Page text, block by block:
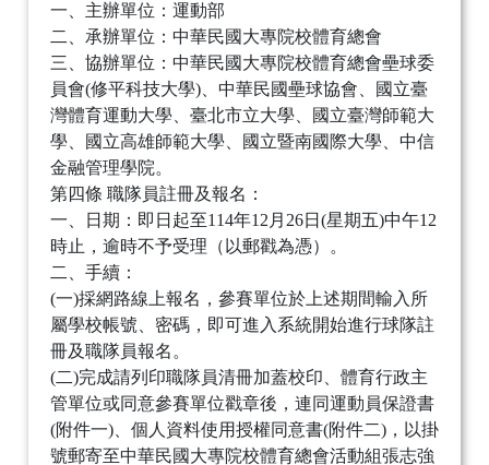
一、主辦單位：運動部
二、承辦單位：中華民國大專院校體育總會
三、協辦單位：中華民國大專院校體育總會壘球委
員會(修平科技大學)、中華民國壘球協會、國立臺
灣體育運動大學、臺北市立大學、國立臺灣師範大
學、國立高雄師範大學、國立暨南國際大學、中信
金融管理學院。
第四條 職隊員註冊及報名：
一、日期：即日起至114年12月26日(星期五)中午12
時止，逾時不予受理（以郵戳為憑）。
二、手續：
(一)採網路線上報名，參賽單位於上述期間輸入所
屬學校帳號、密碼，即可進入系統開始進行球隊註
冊及職隊員報名。
(二)完成請列印職隊員清冊加蓋校印、體育行政主
管單位或同意參賽單位戳章後，連同運動員保證書
(附件一)、個人資料使用授權同意書(附件二)，以掛
號郵寄至中華民國大專院校體育總會活動組張志強